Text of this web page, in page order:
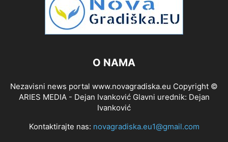
O NAMA
Nezavisni news portal www.novagradiska.eu Copyright ©
ARIES MEDIA - Dejan Ivanković Glavni urednik: Dejan
Ivanković
Kontaktirajte nas: novagradiska.eu1@gmail.com